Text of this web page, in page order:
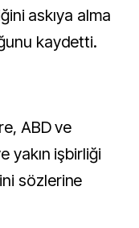
askıya alma
kaydetti.
ABD ve
yakın işbirliği
sözlerine